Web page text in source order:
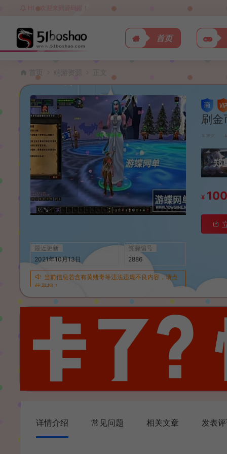
HI，欢迎来到源码屋！
首页
首页 端游资源 正文
最近更新
2021年10月13日
资源编号
2886
当前信息若含有黄赌毒等违法违规不良内容，请点
此举报！
刷金
波少
郑
¥
详情介绍 常见问题 相关文章 发表